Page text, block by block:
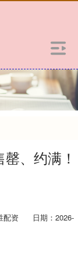
、约满！
配资
日期：2026-